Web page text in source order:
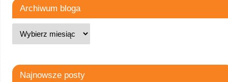
Archiwum bloga
Najnowsze posty